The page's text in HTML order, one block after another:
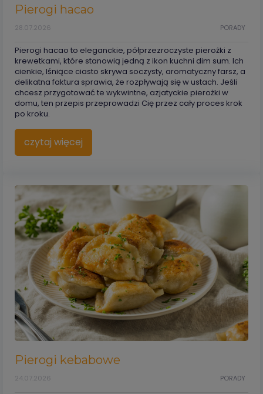
Pierogi hacao
PORADY
28.07.2026
Pierogi hacao to eleganckie, półprzezroczyste pierożki z
krewetkami, które stanowią jedną z ikon kuchni dim sum. Ich
cienkie, lśniące ciasto skrywa soczysty, aromatyczny farsz, a
delikatna faktura sprawia, że rozpływają się w ustach. Jeśli
chcesz przygotować te wykwintne, azjatyckie pierożki w
domu, ten przepis przeprowadzi Cię przez cały proces krok
po kroku.
czytaj więcej
Pierogi kebabowe
PORADY
24.07.2026